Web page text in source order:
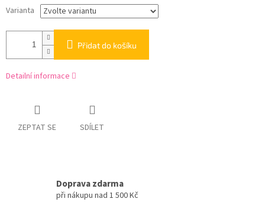
Varianta
Přidat do košíku
Detailní informace
ZEPTAT SE SDÍLET
Doprava zdarma
při nákupu nad 1 500 Kč